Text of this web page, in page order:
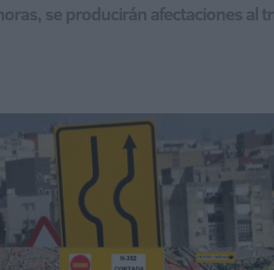
se producirán afectaciones al